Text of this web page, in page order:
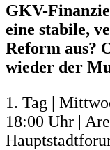
GKV-
eine stabile,
Reform aus?
wieder der
1. Tag |
18:00 Uhr |